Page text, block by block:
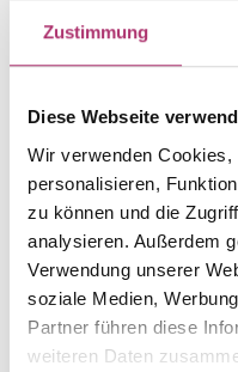
Zustimmung
Diese Webseite
Wir verwenden
personalisieren,
zu können und die
analysieren. Außerdem
Verwendung unserer
soziale Medien,
Partner führen diese
weiteren Daten
Gewicht
EAN
9010595714115
Feingehalt
750
Länge